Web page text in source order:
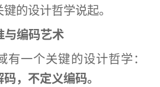
的设计哲学说起。
与编码艺术
有一个关键的设计哲学：
，不定义编码。